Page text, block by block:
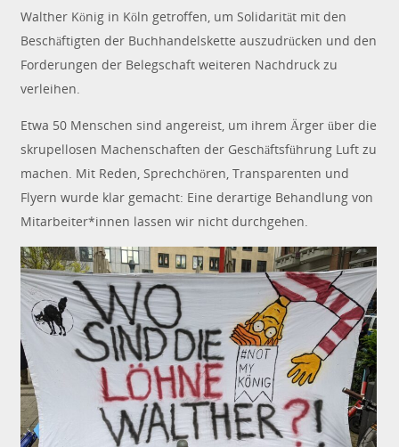
Walther König in Köln getroffen, um Solidarität mit den
Beschäftigten der Buchhandelskette auszudrücken und den
Forderungen der Belegschaft weiteren Nachdruck zu
verleihen.
Etwa 50 Menschen sind angereist, um ihrem Ärger über die
skrupellosen Machenschaften der Geschäftsführung Luft zu
machen. Mit Reden, Sprechchören, Transparenten und
Flyern wurde klar gemacht: Eine derartige Behandlung von
Mitarbeiter*innen lassen wir nicht durchgehen.